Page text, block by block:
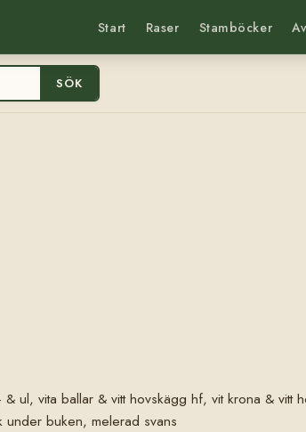
Start Raser Stamböcker
SÖK
ul, vita ballar & vitt hovskägg hf, vit krona & vitt
buken, melerad svans